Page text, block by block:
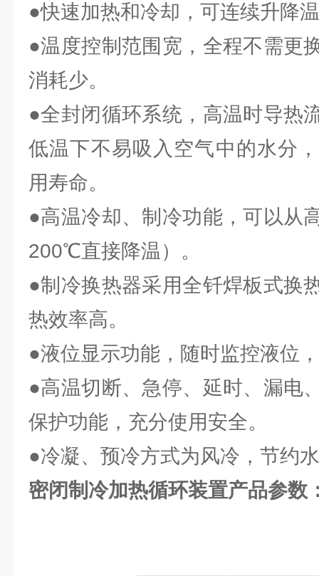
●快速加热和冷却，可连续升降
●温度控制范围宽，全程不需更
消耗少。
●全封闭循环系统，高温时导热
低温下不易吸入空气中的水分
用寿命。
●高温冷却、制冷功能，可以从
200℃直接降温）。
●制冷换热器采用全钎焊板式换
热效率高。
●液位显示功能，随时监控液位
●高温切断、急停、延时、漏电
保护功能，充分使用安全。
●冷凝、预冷方式为风冷，节约
密闭制冷加热循环装置产品参数